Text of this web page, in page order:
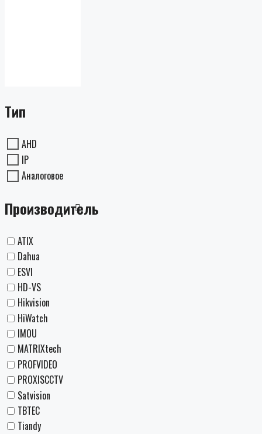
Тип
AHD
IP
Аналоговое
Производитель
ATIX
Dahua
ESVI
HD-VS
Hikvision
HiWatch
IMOU
MATRIXtech
PROFVIDEO
PROXISCCTV
Satvision
TBTEC
Tiandy